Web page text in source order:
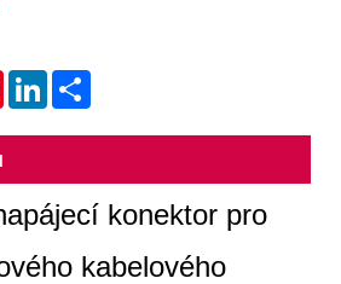
PinterestLinkedIn
konektor pro
kabelového